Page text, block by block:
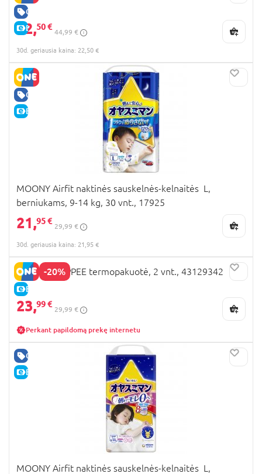
GERA KAINA
E-KAINA
22,50 €
44,99 €
30d. geriausia kaina: 22,50 €
GERA KAINA
E-KAINA
MOONY Airfit naktinės sauskelnės-kelnaitės L,
berniukams, 9-14 kg, 30 vnt., 17925
21,95 €
29,99 €
30d. geriausia kaina: 21,95 €
-20%
E-KAINA
TOMMEE TIPPEE termopakuotė, 2 vnt., 43129342
23,99 €
29,99 €
Perkant papildomą prekę internetu
GERA KAINA
E-KAINA
MOONY Airfit naktinės sauskelnės-kelnaitės L,